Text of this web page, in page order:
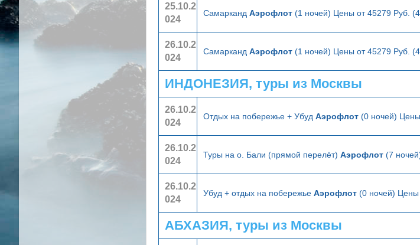
25.10.2
024
Самарканд Аэрофлот (1 ночей) Цены от 45279 Руб.
26.10.2
024
Самарканд Аэрофлот (1 ночей) Цены от 45279 Руб.
ИНДОНЕЗИЯ, туры из Москвы
26.10.2
024
Отдых на побережье + Убуд Аэрофлот (0 ночей)
26.10.2
024
Туры на о. Бали (прямой перелёт) Аэрофлот (7
26.10.2
024
Убуд + отдых на побережье Аэрофлот (0 ночей) Цены
АБХАЗИЯ, туры из Москвы